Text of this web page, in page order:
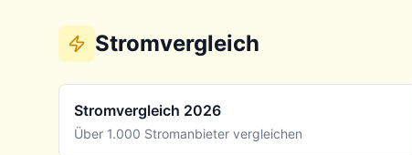
Stromvergleich
Stromvergleich 2026
Über 1.000 Stromanbieter vergleichen